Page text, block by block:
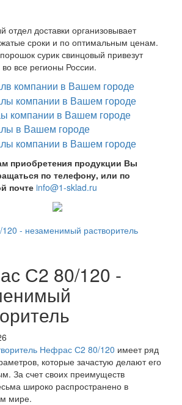
отдел доставки организовывает
сроки и по оптимальным ценам.
сурик свинцовый привезут
во все регионы России.
приобретения продукции Вы
по телефону, или по
почте info@1-sklad.ru
- незаменимый растворитель
С2 80/120 -
Нефрас С2 80/120 имеет ряд
которые зачастую делают его
За счет своих преимуществ
широко распространено в
мире.